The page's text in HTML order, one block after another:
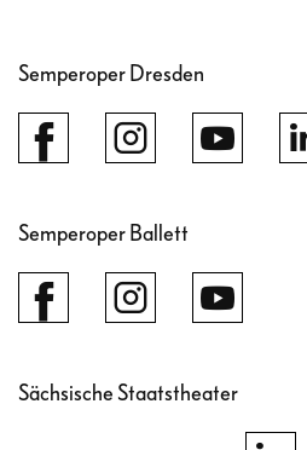
Semperoper Dresden
Semperoper Ballett
Sächsische Staatstheater